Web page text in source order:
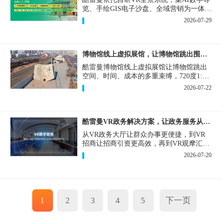
览、手绘GIS电子沙盘、全域营销为一体，
打造从VR全景拍摄制作到成熟VR云游落
地案例。
2026-07-29
博物馆线上虚拟展馆，让博物馆跳出围墙让历史随处可及
酷雷曼博物馆线上虚拟展馆让博物馆跳出
空间、时间、成本的多重束缚，720度1:1
实景复刻的VR数字展厅，已经成为博物馆
数字化刚需新基建。
2026-07-22
酷雷曼VR政务解决方案，让政务服务从“看得见”开始
从VR政务大厅让群众办事更便捷，到VR
招商让招商引资更高效，再到VR观摩汇报
让政务成果更直观，酷雷曼VR政务解决方
案，解锁政务服务新体验，让服务从“看得
2026-07-20
1 2 3 4 5 下一页